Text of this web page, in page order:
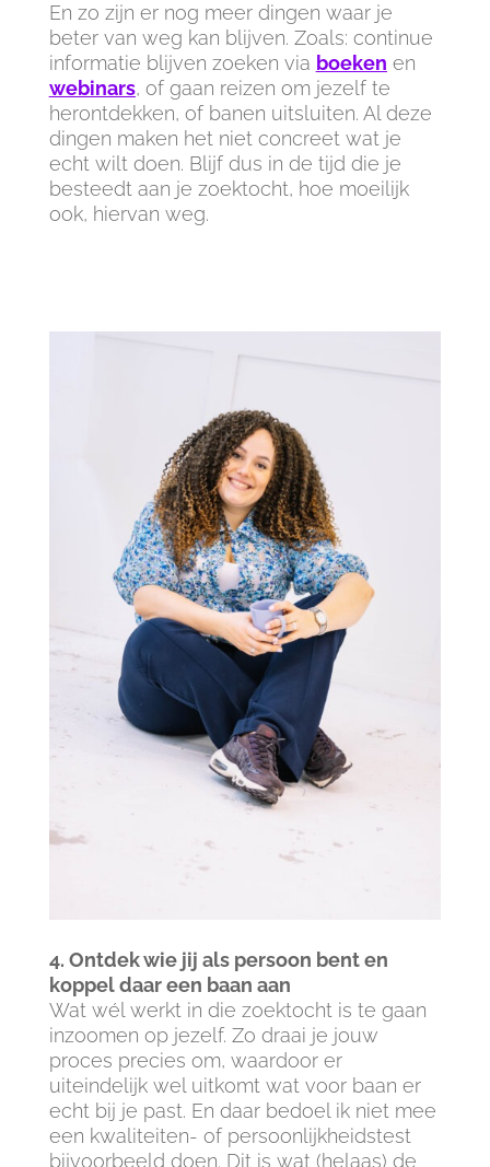
En zo zijn er nog meer dingen waar je
beter van weg kan blijven. Zoals: continue
informatie blijven zoeken via boeken en
webinars, of gaan reizen om jezelf te
herontdekken, of banen uitsluiten. Al deze
dingen maken het niet concreet wat je
echt wilt doen. Blijf dus in de tijd die je
besteedt aan je zoektocht, hoe moeilijk
ook, hiervan weg.
4. Ontdek wie jij als persoon bent en
koppel daar een baan aan
Wat wél werkt in die zoektocht is te gaan
inzoomen op jezelf. Zo draai je jouw
proces precies om, waardoor er
uiteindelijk wel uitkomt wat voor baan er
echt bij je past. En daar bedoel ik niet mee
een kwaliteiten- of persoonlijkheidstest
bijvoorbeeld doen. Dit is wat (helaas) de